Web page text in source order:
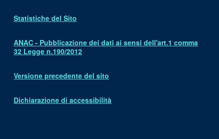
Statistiche del Sito
ANAC - Pubblicazione dei dati ai sensi dell'art.1 comma
32 Legge n.190/2012
Versione precedente del sito
Dichiarazione di accessibilità